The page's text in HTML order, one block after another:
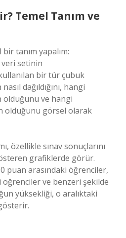
Temel Tanım ve
tanım yapalım:
setinin
bir tür çubuk
dağıldığını, hangi
olduğunu ve hangi
olduğunu görsel olarak
özellikle sınav sonuçlarını
grafiklerde görür.
puan arasındaki öğrenciler,
öğrenciler ve benzeri şekilde
yüksekliği, o aralıktaki